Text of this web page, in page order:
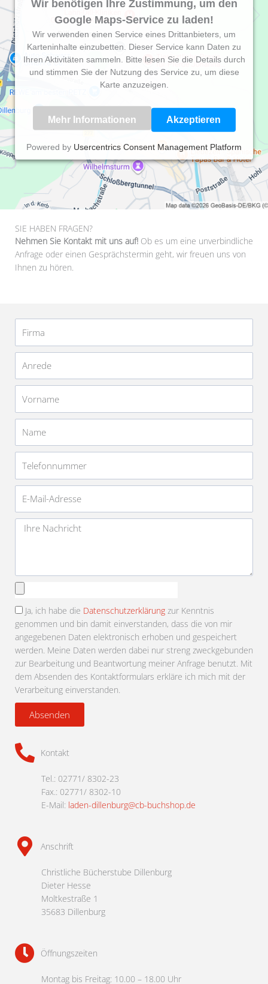
Wir benötigen Ihre Zustimmung, um den
Google Maps-Service zu laden!
Wir verwenden einen Service eines Drittanbieters, um
Karteninhalte einzubetten. Dieser Service kann Daten zu
Ihren Aktivitäten sammeln. Bitte lesen Sie die Details durch
und stimmen Sie der Nutzung des Service zu, um diese
Karte anzuzeigen.
Mehr Informationen Akzeptieren
Powered by Usercentrics Consent Management Platform
SIE HABEN FRAGEN?
Nehmen Sie Kontakt mit uns auf! Ob es um eine unverbindliche
Anfrage oder einen Gesprächstermin geht, wir freuen uns von
Ihnen zu hören.
Mail-
Adresse
Nachricht
Ja, ich habe die Datenschutzerklärung zur Kenntnis
genommen und bin damit einverstanden, dass die von mir
angegebenen Daten elektronisch erhoben und gespeichert
werden. Meine Daten werden dabei nur streng zweckgebunden
zur Bearbeitung und Beantwortung meiner Anfrage benutzt. Mit
dem Absenden des Kontaktformulars erkläre ich mich mit der
Verarbeitung einverstanden.
Absenden
Kontakt
Tel.: 02771/ 8302-23
Fax.: 02771/ 8302-10
E-Mail: laden-dillenburg@cb-buchshop.de
Anschrift
Christliche Bücherstube Dillenburg
Dieter Hesse
Moltkestraße 1
35683 Dillenburg
Öffnungszeiten
Montag bis Freitag: 10.00 – 18.00 Uhr